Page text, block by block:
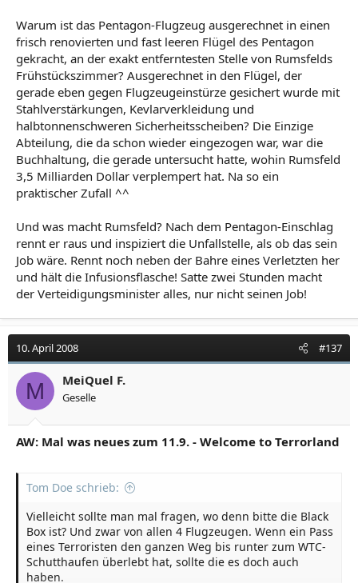
Warum ist das Pentagon-Flugzeug ausgerechnet in einen
frisch renovierten und fast leeren Flügel des Pentagon
gekracht, an der exakt entferntesten Stelle von Rumsfelds
Frühstückszimmer? Ausgerechnet in den Flügel, der
gerade eben gegen Flugzeugeinstürze gesichert wurde mit
Stahlverstärkungen, Kevlarverkleidung und
halbtonnenschweren Sicherheitsscheiben? Die Einzige
Abteilung, die da schon wieder eingezogen war, war die
Buchhaltung, die gerade untersucht hatte, wohin Rumsfeld
3,5 Milliarden Dollar verplempert hat. Na so ein
praktischer Zufall ^^
Und was macht Rumsfeld? Nach dem Pentagon-Einschlag
rennt er raus und inspiziert die Unfallstelle, als ob das sein
Job wäre. Rennt noch neben der Bahre eines Verletzten her
und hält die Infusionsflasche! Satte zwei Stunden macht
der Verteidigungsminister alles, nur nicht seinen Job!
10. April 2008 #137
M MeiQuel F.
Geselle
AW: Mal was neues zum 11.9. - Welcome to Terrorland
Tom Doe schrieb:
Vielleicht sollte man mal fragen, wo denn bitte die Black
Box ist? Und zwar von allen 4 Flugzeugen. Wenn ein Pass
eines Terroristen den ganzen Weg bis runter zum WTC-
Schutthaufen überlebt hat, sollte die es doch auch
haben.